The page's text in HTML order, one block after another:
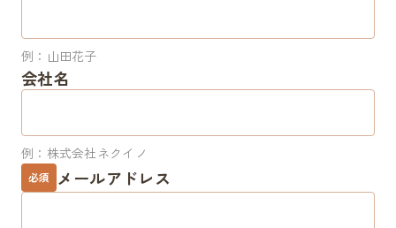
Contactお問い合わせ
FAQよくあるご質問
torelunaをより広げていくためにパートナーを募集しています
設置をご検討の方
例：山田花子
会社名
例：株式会社ネクイノ
必須 メールアドレス